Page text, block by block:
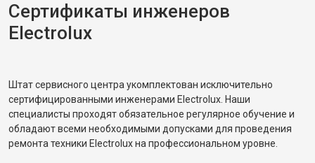
Сертификаты инженеров
Electrolux
Штат сервисного центра укомплектован исключительно
сертифицированными инженерами Electrolux. Наши
специалисты проходят обязательное регулярное обучение и
обладают всеми необходимыми допусками для проведения
ремонта техники Electrolux на профессиональном уровне.